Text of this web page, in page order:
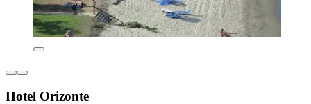
Hotel Orizonte